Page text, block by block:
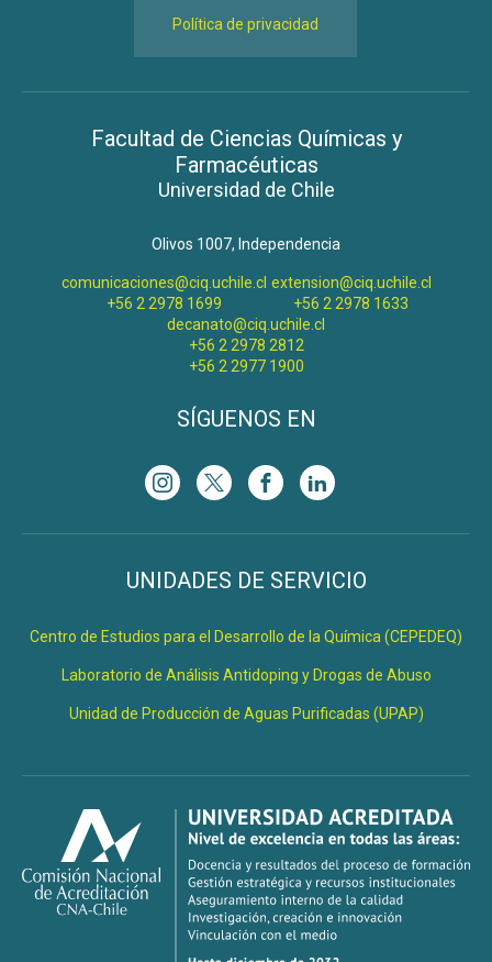
Política de privacidad
Facultad de Ciencias Químicas y
Farmacéuticas
Universidad de Chile
Olivos 1007, Independencia
comunicaciones@ciq.uchile.cl
+56 2 2978 1699
extension@ciq.uchile.cl
+56 2 2978 1633
decanato@ciq.uchile.cl
+56 2 2978 2812
+56 2 2977 1900
SÍGUENOS EN
UNIDADES DE SERVICIO
Centro de Estudios para el Desarrollo de la Química (CEPEDEQ)
Laboratorio de Análisis Antidoping y Drogas de Abuso
Unidad de Producción de Aguas Purificadas (UPAP)